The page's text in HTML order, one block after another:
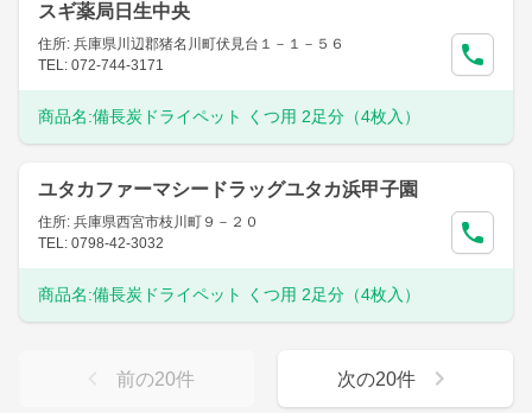
スギ薬局日生中央
住所: 兵庫県川辺郡猪名川町伏見台１－１－５６
TEL: 072-744-3171
商品名:備長炭ドライペット くつ用 2足分（4枚入）
ユタカファーマシードラッグユタカ浜甲子園
住所: 兵庫県西宮市枝川町９－２０
TEL: 0798-42-3032
商品名:備長炭ドライペット くつ用 2足分（4枚入）
前の20件 次の20件